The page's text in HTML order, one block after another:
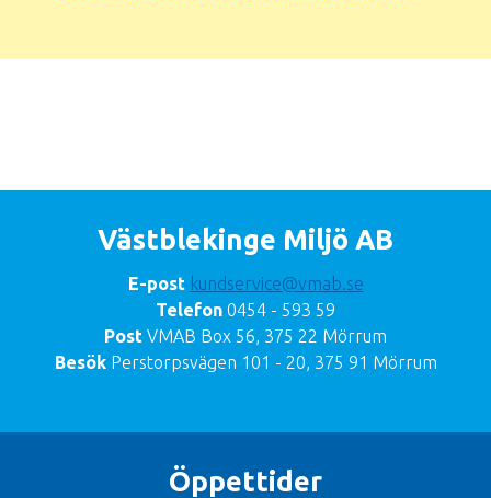
Västblekinge Miljö AB
E-post kundservice@vmab.se
Telefon 0454 - 593 59
Post VMAB Box 56, 375 22 Mörrum
BesökPerstorpsvägen 101 - 20, 375 91 Mörrum
Öppettider